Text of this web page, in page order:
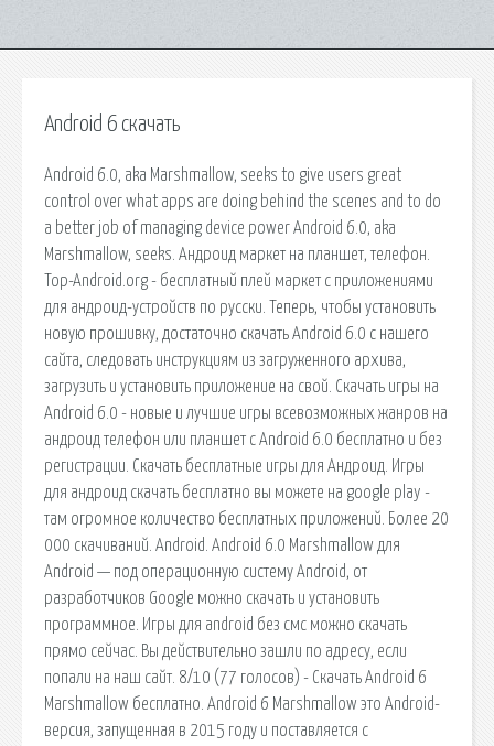
Android 6 скачать
Android 6.0, aka Marshmallow, seeks to give users great
control over what apps are doing behind the scenes and to do
a better job of managing device power Android 6.0, aka
Marshmallow, seeks. Андроид маркет на планшет, телефон.
Top-Android.org - бесплатный плей маркет с приложениями
для андроид-устройств по русски. Теперь, чтобы установить
новую прошивку, достаточно скачать Android 6.0 с нашего
сайта, следовать инструкциям из загруженного архива,
загрузить и установить приложение на свой. Скачать игры на
Android 6.0 - новые и лучшие игры всевозможных жанров на
андроид телефон или планшет с Android 6.0 бесплатно и без
регистрации. Скачать бесплатные игры для Андроид. Игры
для андроид скачать бесплатно вы можете на google play -
там огромное количество бесплатных приложений. Более 20
000 скачиваний. Android. Android 6.0 Marshmallow для
Android — под операционную систему Android, от
разработчиков Google можно скачать и установить
программное. Игры для android без смс можно скачать
прямо сейчас. Вы действительно зашли по адресу, если
попали на наш сайт. 8/10 (77 голосов) - Скачать Android 6
Marshmallow бесплатно. Android 6 Marshmallow это Android-
версия, запущенная в 2015 году и поставляется с